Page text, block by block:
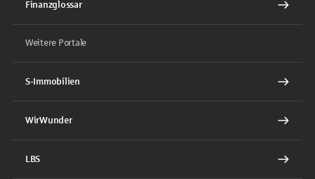
Finanzglossar
Weitere Portale
S-Immobilien
WirWunder
LBS